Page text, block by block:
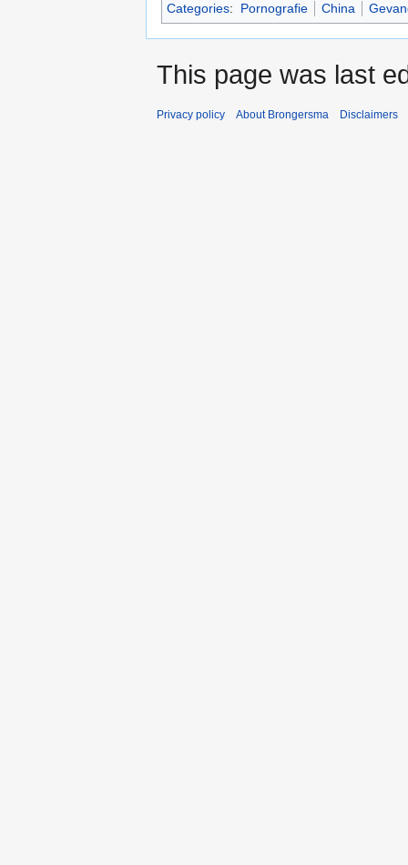
Categories: Pornografie China
This page was last
Privacy policy About Brongersma Disclaimers